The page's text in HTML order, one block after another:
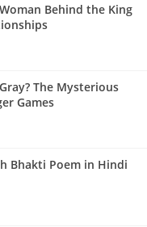
Behind the King
The Mysterious
Games
Bhakti Poem in Hindi